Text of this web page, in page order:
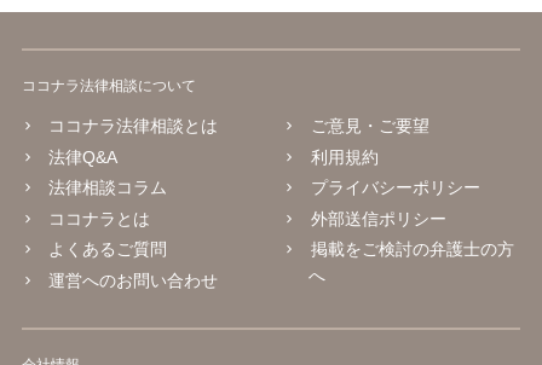
ココナラ法律相談について
ココナラ法律相談とは
法律Q&A
法律相談コラム
ココナラとは
よくあるご質問
運営へのお問い合わせ
ご意見・ご要望
利用規約
プライバシーポリシー
外部送信ポリシー
掲載をご検討の弁護士の方
へ